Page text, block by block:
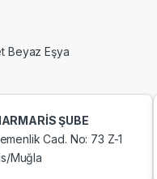
ŞUBE
Cad. No: 73 Z-1
Muğla